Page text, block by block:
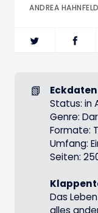
ANDREA HAHNFELD
📗
Eckdaten
Status: in
Genre:
Formate:
Umfang:
Seiten:
Das
alles